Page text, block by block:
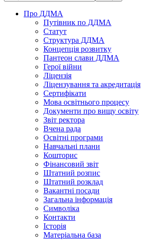
Про ДДМА
Путівник по ДДМА
Статут
Структура ДДМА
Концепція розвитку
Пантеон слави ДДМА
Герої війни
Ліцензія
Ліцензування та акредитація
Сертифікати
Мова освітнього процесу
Документи про вищу освіту
Звіт ректора
Вчена рада
Освітні програми
Навчальні плани
Кошторис
Фінансовий звіт
Штатний розпис
Штатний розклад
Вакантні посади
Загальна інформація
Символіка
Контакти
Історія
Матеріальна база